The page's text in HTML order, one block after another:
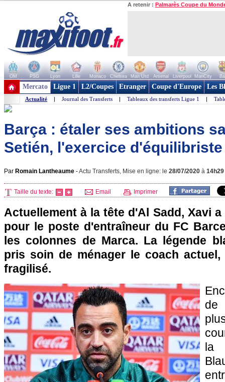
A retenir : Palmarès Coupe du
OM PSG Lyon Lille Monaco Chelsea Man Utd Arsenal Liverpool ManCity
+ de clubs
Mercato Ligue 1 L2/Coupes Etranger Coupe d'Europe Les
Actualité | Journal des Transferts | Tableaux des transferts Ligue 1 |
Barça : étaler ses ambitions
Setién, l'exercice d'équilibriste
Par Romain Lantheaume -Actu Transferts, Mise en ligne: le 28/07/2020 à 14h29
Taille du texte: Email Imprimer
Actuellement à la tête d'Al Sadd, Xavi
pour le poste d'entraîneur du FC
les colonnes de Marca. La légende
pris soin de ménager le coach actuel,
fragilisé.
de
la